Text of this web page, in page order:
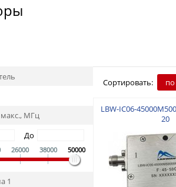
МГц
До
26000 38000 50000
1
Сортировать:
LBW-IC06-
20